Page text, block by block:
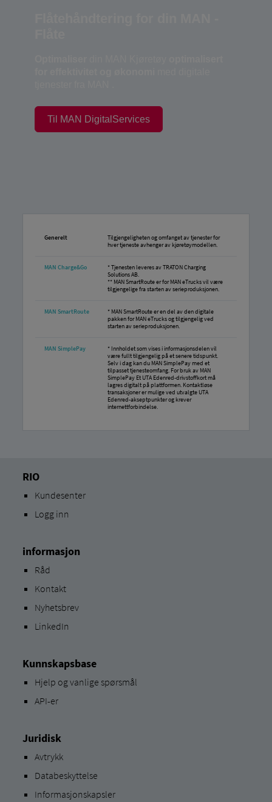
Til MAN DigitalServices
Generelt
Tilgjengeligheten og omfanget av tjenester for
hver tjeneste avhenger av kjøretøymodellen.
MAN Charge&Go
* Tjenesten leveres av TRATON Charging
Solutions AB.
** MAN SmartRoute er for MAN eTrucks vil være
tilgjengelige fra starten av serieproduksjonen.
MAN SmartRoute
* MAN SmartRoute er en del av den digitale
pakken for MAN eTrucks og tilgjengelig ved
starten av serieproduksjonen.
MAN SimplePay
* Innholdet som vises i informasjonsdelen vil
være fullt tilgjengelig på et senere tidspunkt.
Selv i dag kan du MAN SimplePay med et
tilpasset tjenesteomfang. For bruk av MAN
SimplePay Et UTA Edenred-drivstoffkort må
lagres digitalt på plattformen. Kontaktløse
transaksjoner er mulige ved utvalgte UTA
Edenred-akseptpunkter og krever
internettforbindelse.
RIO
Kundesenter
Logg inn
informasjon
Råd
Kontakt
Nyhetsbrev
LinkedIn
Kunnskapsbase
Hjelp og vanlige spørsmål
API-er
Juridisk
Avtrykk
Databeskyttelse
Informasjonskapsler